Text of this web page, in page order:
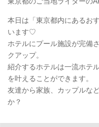
本日は「東京都内にあるお
います♡
ホテルにプール施設が完備
クアップ。
紹介するホテルは一流ホテ
を叶えることができます。
友達から家族、カップルな
か？